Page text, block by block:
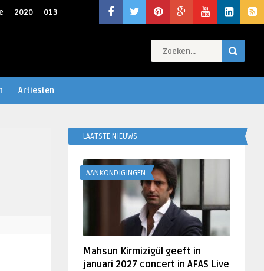
2020 013
Artiesten
LAATSTE NIEUWS
AANKONDIGINGEN
Mahsun Kirmizigül geeft in
januari 2027 concert in AFAS Live